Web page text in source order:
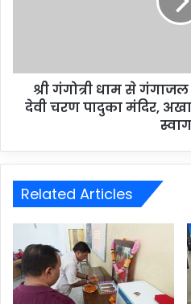
श्री गंगोत्री धाम से
देवी चरण पादुका मंदिर,
Related Articles